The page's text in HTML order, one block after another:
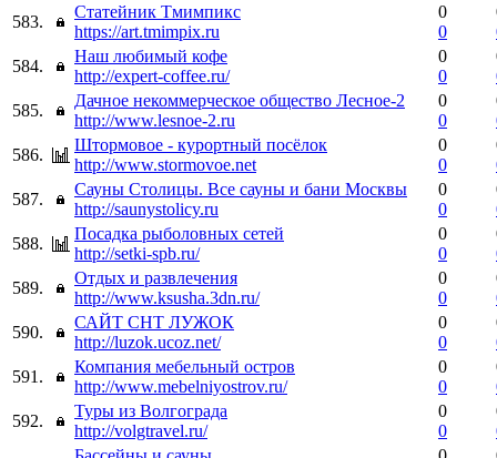
583.
Статейник Тмимпикс
https://art.tmimpix.ru
0
0
584.
Наш любимый кофе
http://expert-coffee.ru/
0
0
585.
Дачное некоммерческое общество Лесное-2
http://www.lesnoe-2.ru
0
0
586.
Штормовое - курортный посёлок
http://www.stormovoe.net
0
0
587.
Сауны Столицы. Все сауны и бани Москвы
http://saunystolicy.ru
0
0
588.
Посадка рыболовных сетей
http://setki-spb.ru/
0
0
589.
Отдых и развлечения
http://www.ksusha.3dn.ru/
0
0
590.
САЙТ СНТ ЛУЖОК
http://luzok.ucoz.net/
0
0
591.
Компания мебельный остров
http://www.mebelniyostrov.ru/
0
0
592.
Туры из Волгограда
http://volgtravel.ru/
0
0